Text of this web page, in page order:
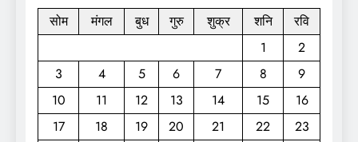
सोम
मंगल बुध गुरु शुक्र शनि
रवि
1
2
3
4 5 6 7 8
9
10
11 12 13 14 15
16
17
18 19 20 21 22
23